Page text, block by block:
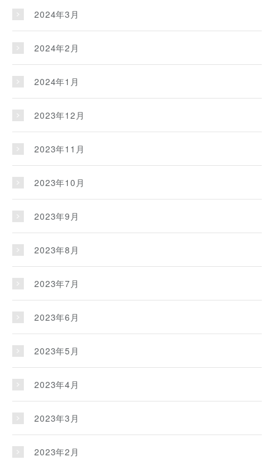
2024年3月
2024年2月
2024年1月
2023年12月
2023年11月
2023年10月
2023年9月
2023年8月
2023年7月
2023年6月
2023年5月
2023年4月
2023年3月
2023年2月